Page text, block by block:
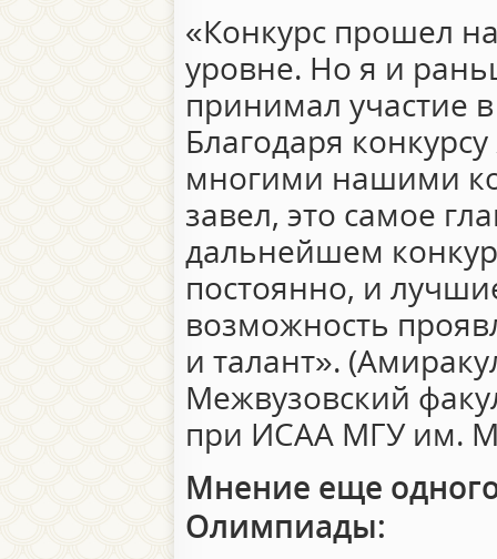
«Конкурс прошел
уровне. Но я и
принимал участие
Благодаря
многими нашими
завел, это самое
дальнейшем
постоянно, и
возможность
и талант».
Межвузовский
при ИСАА МГУ им.
Мнение еще
Олимпиады: